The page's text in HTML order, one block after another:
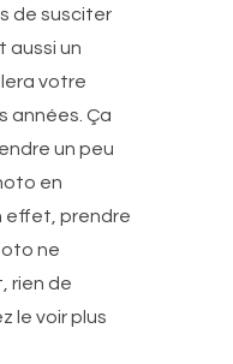
de susciter
aussi un
votre
années. Ça
un peu
en
effet, prendre
ne
rien de
le voir plus